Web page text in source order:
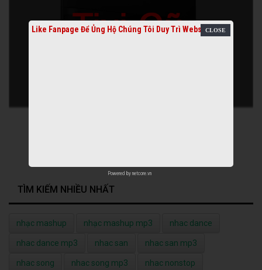
TÌM KIẾM NHIỀU NHẤT
nhạc mashup nhạc mashup mp3 nhac dance
nhac dance mp3 nhac san nhac san mp3
nhac song nhac song mp3 nhac nonstop
Like Fanpage Để Ủng Hộ Chúng Tôi Duy Trì Website
Powered by netcore.vn